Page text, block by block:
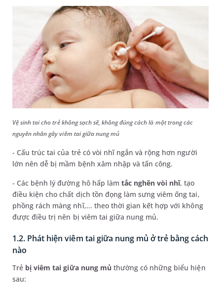
Vệ sinh tai cho trẻ không sạch sẽ, không đúng cách là một trong các
nguyên nhân gây viêm tai giữa nung mủ
- Cấu trúc tai của trẻ có vòi nhĩ ngắn và rộng hơn người
lớn nên dễ bị mầm bệnh xâm nhập và tấn công.
- Các bệnh lý đường hô hấp làm tắc nghẽn vòi nhĩ, tạo
điều kiện cho chất dịch tồn đọng làm sưng viêm ống tai,
phồng rách màng nhĩ,... theo thời gian kết hợp với không
được điều trị nên bị viêm tai giữa nung mủ.
1.2. Phát hiện viêm tai giữa nung mủ ở trẻ bằng cách
nào
Trẻ bị viêm tai giữa nung mủ thường có những biểu hiện
sau: